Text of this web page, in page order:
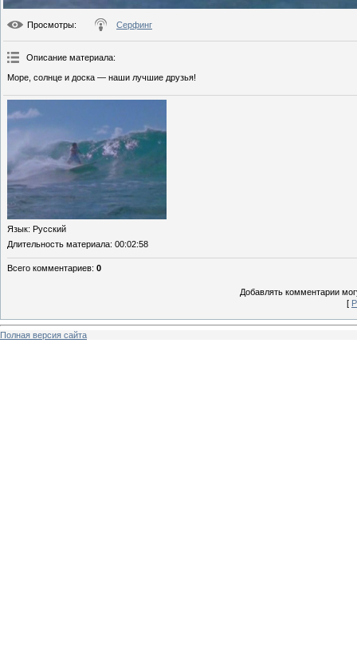
Просмотры: Серфинг
Описание материала:
Море, солнце и доска — наши лучшие друзья!
Язык: Русский
Длительность материала: 00:02:58
Всего комментариев: 0
Добавлять комментарии
[
Полная версия сайта